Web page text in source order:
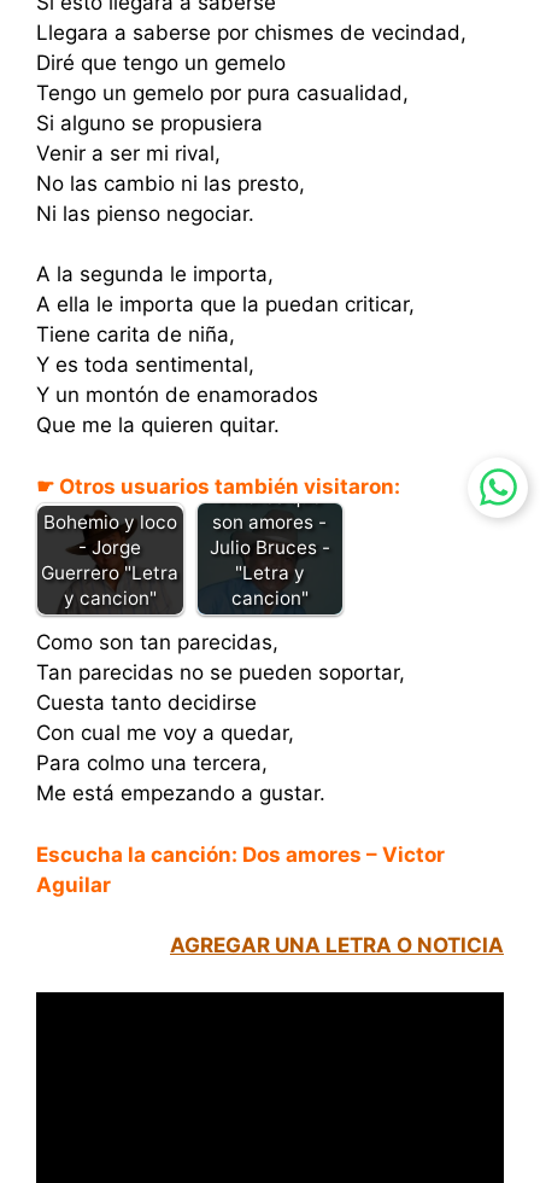
Llegara a saberse por chismes de vecindad,
Diré que tengo un gemelo
Tengo un gemelo por pura casualidad,
Si alguno se propusiera
Venir a ser mi rival,
No las cambio ni las presto,
Ni las pienso negociar.
A la segunda le importa,
A ella le importa que la puedan criticar,
Tiene carita de niña,
Y es toda sentimental,
Y un montón de enamorados
Que me la quieren quitar.
☛ Otros usuarios también visitaron:
Bohemio y loco
- Jorge
Guerrero "Letra
y cancion"
Amores que
son amores -
Julio Bruces -
"Letra y
cancion"
Como son tan parecidas,
Tan parecidas no se pueden soportar,
Cuesta tanto decidirse
Con cual me voy a quedar,
Para colmo una tercera,
Me está empezando a gustar.
Escucha la canción: Dos amores – Victor
Aguilar
AGREGAR UNA LETRA O NOTICIA